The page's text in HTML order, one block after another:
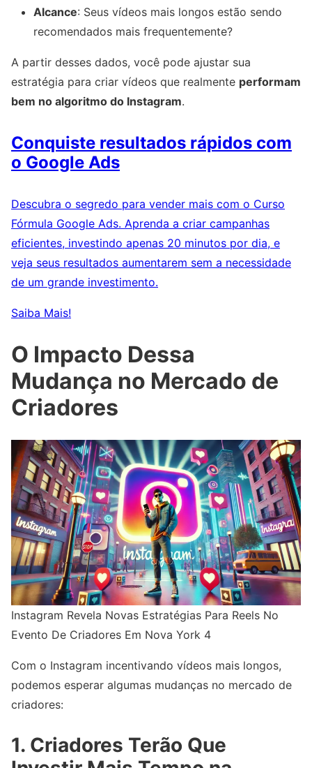
Alcance: Seus vídeos mais longos estão sendo
recomendados mais frequentemente?
A partir desses dados, você pode ajustar sua
estratégia para criar vídeos que realmente performam
bem no algoritmo do Instagram.
Conquiste resultados rápidos com
o Google Ads
Descubra o segredo para vender mais com o Curso
Fórmula Google Ads. Aprenda a criar campanhas
eficientes, investindo apenas 20 minutos por dia, e
veja seus resultados aumentarem sem a necessidade
de um grande investimento.
Saiba Mais!
O Impacto Dessa
Mudança no Mercado de
Criadores
Instagram Revela Novas Estratégias Para Reels No
Evento De Criadores Em Nova York 4
Com o Instagram incentivando vídeos mais longos,
podemos esperar algumas mudanças no mercado de
criadores:
1. Criadores Terão Que